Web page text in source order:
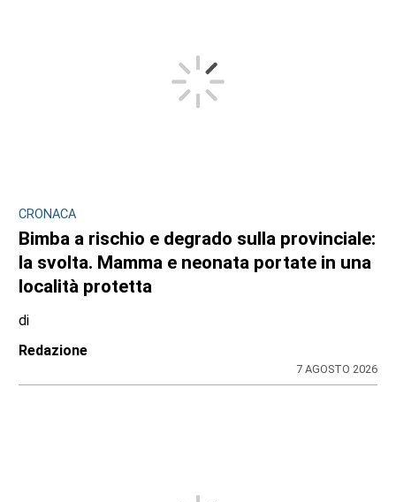
CRONACA
Bimba a rischio e degrado sulla provinciale:
la svolta. Mamma e neonata portate in una
località protetta
di
Redazione
7 AGOSTO 2026